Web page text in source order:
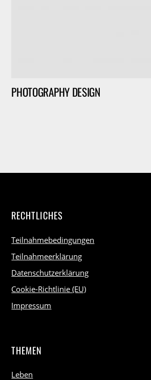
PHOTOGRAPHY DESIGN
RECHTLICHES
Teilnahmebedingungen
Teilnahmeerklärung
Datenschutzerklärung
Cookie-Richtlinie (EU)
Impressum
THEMEN
Leben